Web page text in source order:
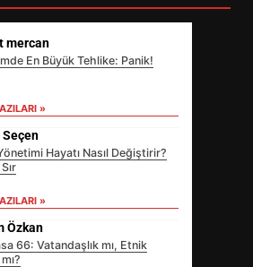
mercan
En Büyük Tehlike: Panik!
»
Hayatı Nasıl Değiştirir?
»
Özkan
66: Vatandaşlık mı, Etnik